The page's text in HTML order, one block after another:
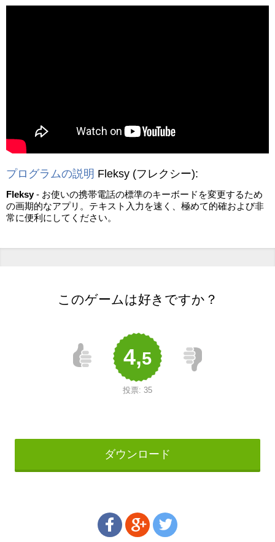
プログラムの説明 Fleksy (フレクシー):
Fleksy- お使いの携帯電話の標準のキーボードを変更するため
の画期的なアプリ。テキスト入力を速く、極めて的確および非
常に便利にしてください。
このゲームは好きですか？
4,5
投票: 35
ダウンロード